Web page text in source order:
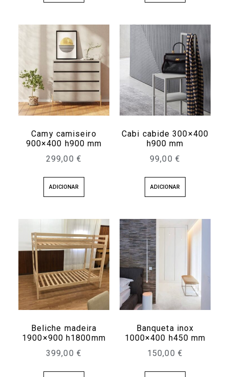
Camy camiseiro
900×400 h900 mm
299,00 €
ADICIONAR
Cabi cabide 300×400
h900 mm
99,00 €
ADICIONAR
Beliche madeira
1900×900 h1800mm
399,00 €
Banqueta inox
1000×400 h450 mm
150,00 €